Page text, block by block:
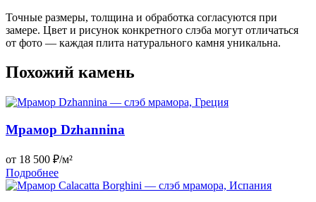
Точные размеры, толщина и обработка согласуются при
замере. Цвет и рисунок конкретного слэба могут отличаться
от фото — каждая плита натурального камня уникальна.
Похожий камень
Мрамор Dzhannina
от 18 500 ₽/м²
Подробнее